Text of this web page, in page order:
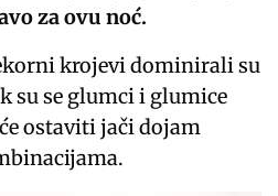
za ovu noć.
krojevi dominirali su
su se glumci i glumice
ostaviti jači dojam